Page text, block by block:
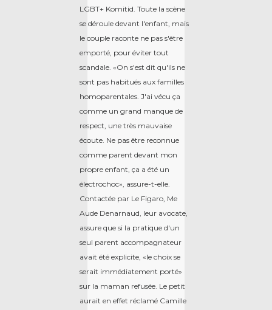
LGBT+ Komitid. Toute la scène
se déroule devant l'enfant, mais
le couple raconte ne pas s'être
emporté, pour éviter tout
scandale. «On s'est dit qu'ils ne
sont pas habitués aux familles
homoparentales. J'ai vécu ça
comme un grand manque de
respect, une très mauvaise
écoute. Ne pas être reconnue
comme parent devant mon
propre enfant, ça a été un
électrochoc», assure-t-elle.
Contactée par Le Figaro, Me
Aude Denarnaud, leur avocate,
assure que si la pratique d'un
seul parent accompagnateur
avait été explicite, «le choix se
serait immédiatement porté»
sur la maman refusée. Le petit
aurait en effet réclamé Camille